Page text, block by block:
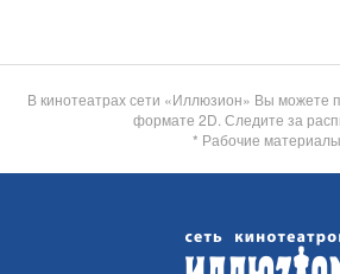
В кинотеатрах сети «Иллюзион» Вы можете
формате 2D. Следите за
* Рабочие материалы